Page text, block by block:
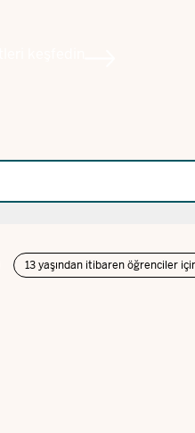
13 yaşından itibaren öğrenciler